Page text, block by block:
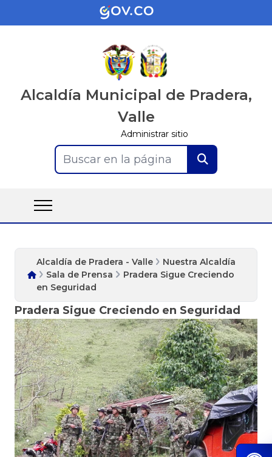
Alcaldía Municipal de Pradera,
Valle
Administrar sitio
Buscar en la página
Alcaldía de Pradera - Valle
Nuestra Alcaldía
Sala de Prensa
Pradera Sigue Creciendo
en Seguridad
Pradera Sigue Creciendo en Seguridad